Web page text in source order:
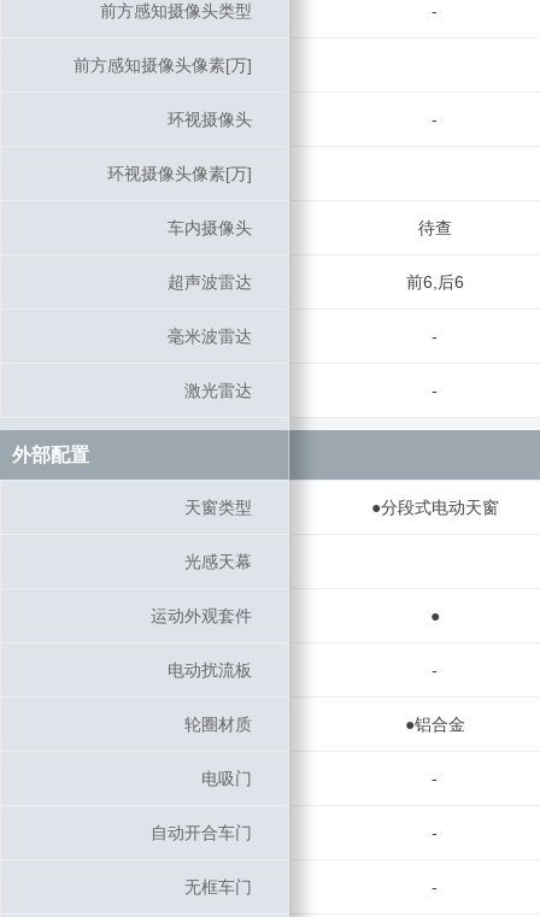
前方感知摄像头类型 -
前方感知摄像头像素[万]
环视摄像头 -
环视摄像头像素[万]
车内摄像头 待查
超声波雷达 前6,后6
毫米波雷达 -
激光雷达 -
外部配置
天窗类型 ●分段式电动天窗
光感天幕
运动外观套件 ●
电动扰流板 -
轮圈材质 ●铝合金
电吸门 -
自动开合车门 -
无框车门 -
前方感知摄像头类型
前方感知摄像头像素[万]
环视摄像头
环视摄像头像素[万]
车内摄像头
超声波雷达
毫米波雷达
激光雷达
外部配置
天窗类型
光感天幕
运动外观套件
电动扰流板
轮圈材质
电吸门
自动开合车门
无框车门